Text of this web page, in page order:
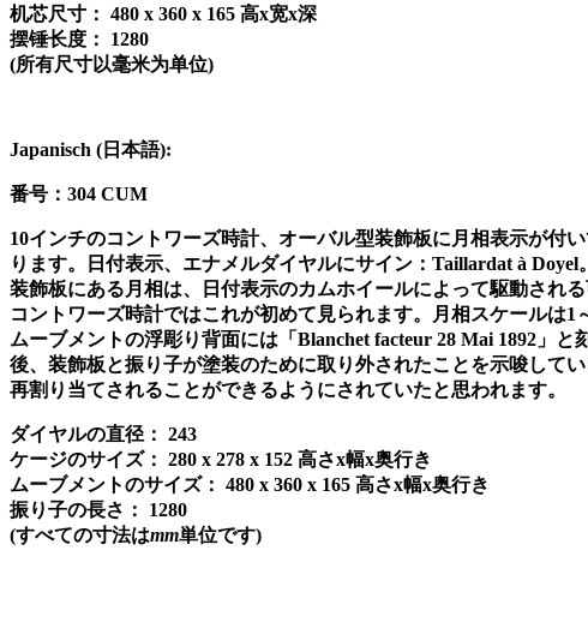
机芯尺寸： 480 x 360 x 165 高x宽x深
摆锤长度：
1280
(所有尺寸以毫米为单位)
Japanisch ( 日本語):
番号： 304 CUM
10インチのコントワーズ時計、オーバル型装飾板に月相表示が付い
ります。日付表示、エナメルダイヤルにサイン： Taillardat à Doyel。
装飾板にある月相は、日付表示のカムホイールによって駆動され
コントワーズ時計ではこれが初めて見られます。月相スケールは1
ムーブメントの浮彫り背面には「 Blanchet facteur 28 Mai 1892 」と
後、装飾板と振り子が塗装のために取り外されたことを示唆して
再割り当てされることができるようにされていたと思われます。
ダイヤルの直径： 243
ケージのサイズ： 280 x 278 x 152 高さx幅x奥行き
ムーブメントのサイズ： 480 x 360 x 165 高さx幅x奥行き
振り子の長さ：
1280
(すべての寸法はmm単位です)